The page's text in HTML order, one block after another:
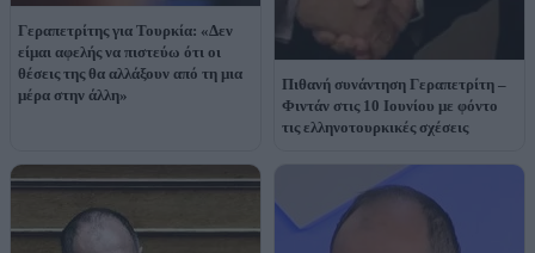
Γεραπετρίτης για Τουρκία: «Δεν
είμαι αφελής να πιστεύω ότι οι
θέσεις της θα αλλάξουν από τη μια
μέρα στην άλλη»
Πιθανή συνάντηση Γεραπετρίτη –
Φιντάν στις 10 Ιουνίου με φόντο
τις ελληνοτουρκικές σχέσεις